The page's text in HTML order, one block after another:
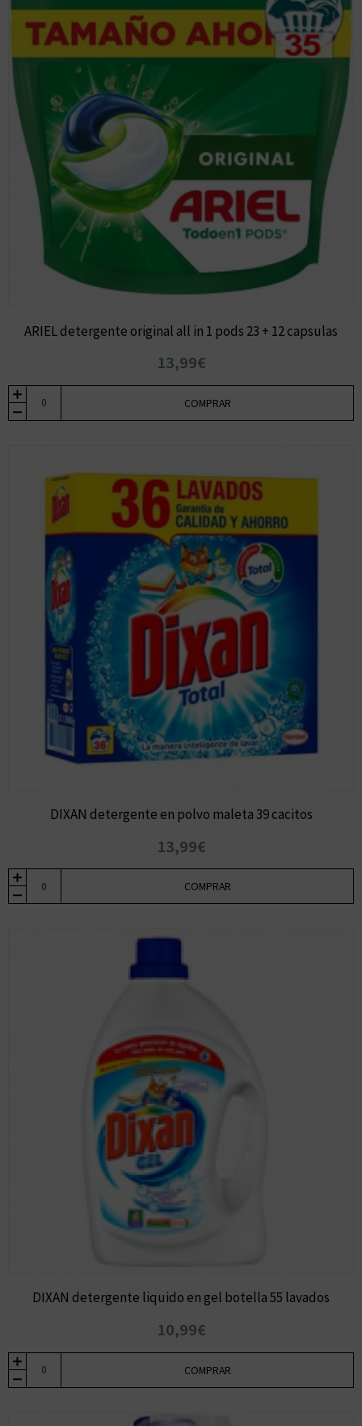
ARIEL detergente original all in 1 pods 23 + 12 capsulas
13,99€
COMPRAR
DIXAN detergente en polvo maleta 39 cacitos
13,99€
COMPRAR
DIXAN detergente liquido en gel botella 55 lavados
10,99€
COMPRAR